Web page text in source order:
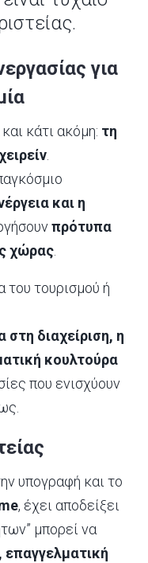
για
κάτι ακόμη: τη
.
και η
πρότυπα
χώρας.
τουρισμού ή
στη διαχείριση, η
κουλτούρα
που ενισχύουν
υπογραφή και το
, έχει αποδείξει
μπορεί να
επαγγελματική